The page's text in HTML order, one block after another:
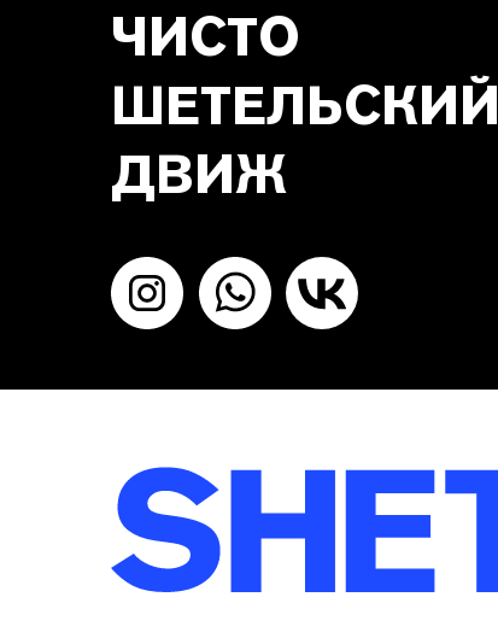
ЧИСТО
ШЕТЕЛЬСКИЙ
ДВИЖ